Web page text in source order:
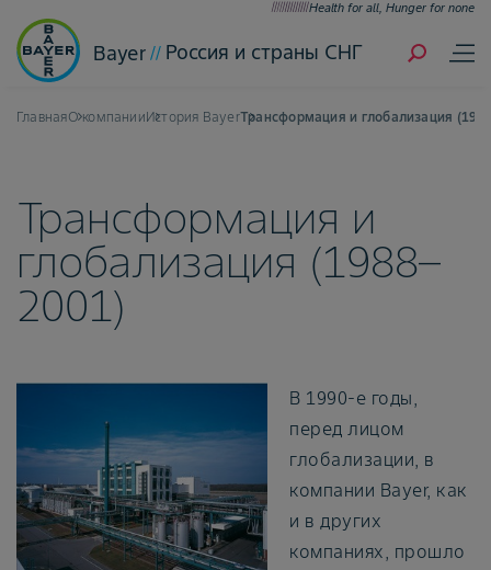
Health for all, Hunger for none
Bayer Россия и страны СНГ
ГлавнаяО компанииИстория BayerТрансформация и глобализация
Трансформация и
глобализация (1988–
2001)
В 1990-е годы,
перед лицом
глобализации, в
компании Bayer, как
и в других
компаниях, прошло